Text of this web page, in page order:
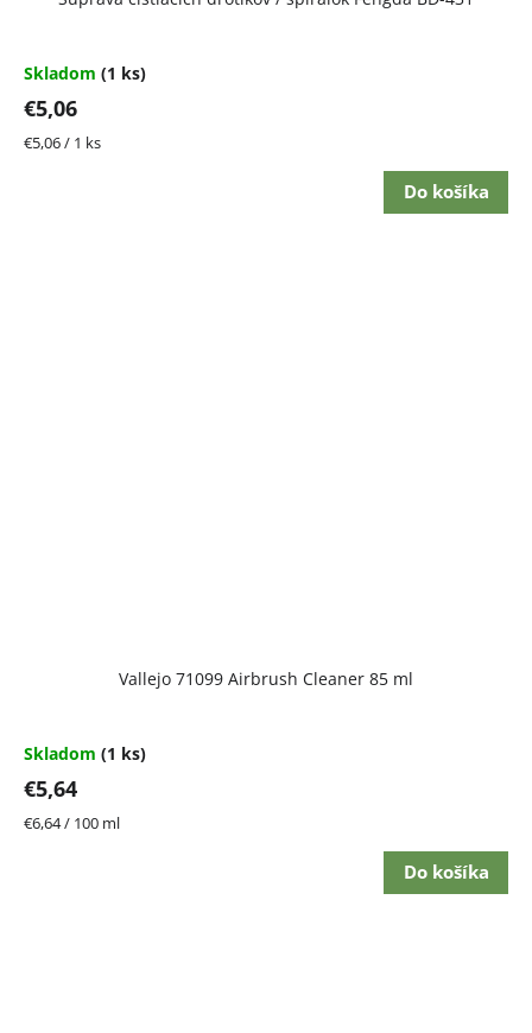
Skladom (1 ks)
€5,06
Jednotková
€5,06 / 1 ks
Do košíka
Vallejo 71099 Airbrush Cleaner 85 ml
Skladom (1 ks)
€5,64
Jednotková
€6,64 / 100 ml
Do košíka